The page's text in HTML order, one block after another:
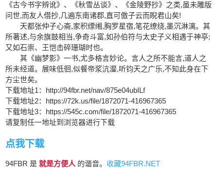
《古今书字辨讹》、《秋雪丛谈》、《金陵野抄》之类,虽未雕版
问世,而友人借抄,几遍东南诸郡,直可傲子云而睨君山矣!
天都张仲子心斋,家积缥缃,胸罗星宿,笔花缭绕,墨沉淋漓。其
所著述,与余旗鼓相当,争奇斗富,如孙伯符与太史子义相遇于神亭;
又如石崇、王恺击碎珊瑚时也。
其《幽梦影》一书,尤多格言妙论。言人之所不能言,道人之
所未经道。展味低徊,似餐帝浆沆瀣,听钧天之广乐,不知此身在下
方尘世矣。
下载地址1：http://94fbr.net/nav/875e04ubILf
下载地址2：https://72k.us/file/1872071-416967365
下载地址3：https://545c.com/file/1872071-416967365
请复制任一地址到浏览器进行下载
点我下载
94FBR 是就是方便人 的谐音。 收藏94FBR.NET